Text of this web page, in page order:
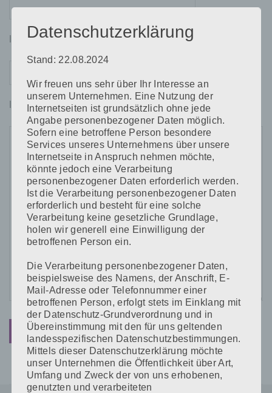
Ihre E-Mail-Adresse (Pflichtfeld)
Ihre Nachricht
Datenschutzerklärung
Stand: 22.08.2024
Wir freuen uns sehr über Ihr Interesse an
unserem Unternehmen. Eine Nutzung der
Internetseiten ist grundsätzlich ohne jede
Angabe personenbezogener Daten möglich.
Sofern eine betroffene Person besondere
Services unseres Unternehmens über unsere
Internetseite in Anspruch nehmen möchte,
könnte jedoch eine Verarbeitung
personenbezogener Daten erforderlich werden.
Ist die Verarbeitung personenbezogener Daten
erforderlich und besteht für eine solche
Verarbeitung keine gesetzliche Grundlage,
holen wir generell eine Einwilligung der
betroffenen Person ein.
Die Verarbeitung personenbezogener Daten,
beispielsweise des Namens, der Anschrift, E-
Mail-Adresse oder Telefonnummer einer
betroffenen Person, erfolgt stets im Einklang mit
der Datenschutz-Grundverordnung und in
Übereinstimmung mit den für uns geltenden
landesspezifischen Datenschutzbestimmungen.
Mittels dieser Datenschutzerklärung möchte
unser Unternehmen die Öffentlichkeit über Art,
Umfang und Zweck der von uns erhobenen,
genutzten und verarbeiteten